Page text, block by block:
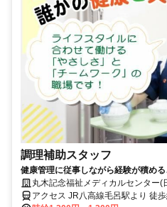
調理補助スタッフ
健康管理に従事しながら経験が積め
ト・アルバイト）求人
丸木記念福祉メディカルセンター
アクセス JR八高線毛呂駅より 徒